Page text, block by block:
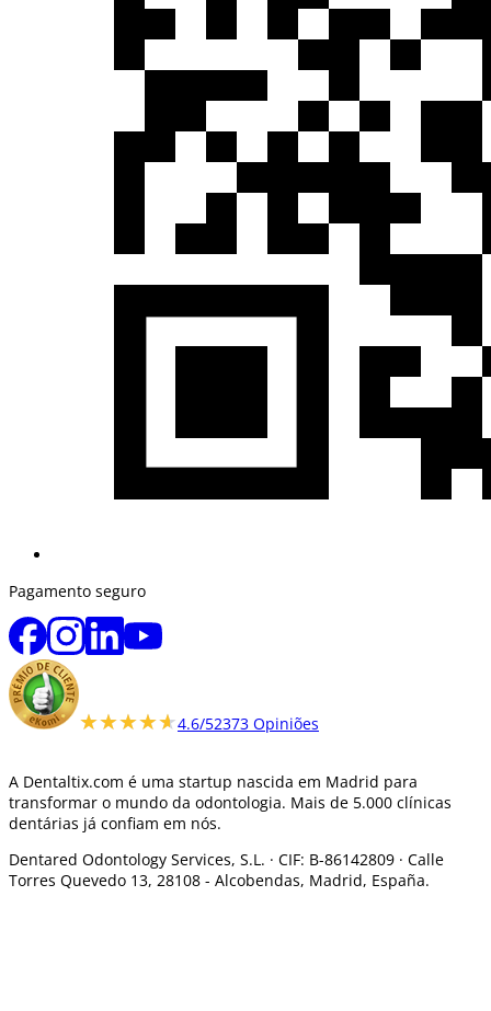
Pagamento seguro
★★★★★
★★★★★4.6/52373 Opiniões
A Dentaltix.com é uma startup nascida em Madrid para
transformar o mundo da odontologia. Mais de 5.000 clínicas
dentárias já confiam em nós.
Dentared Odontology Services, S.L. · CIF: B-86142809 · Calle
Torres Quevedo 13, 28108 - Alcobendas, Madrid, España.